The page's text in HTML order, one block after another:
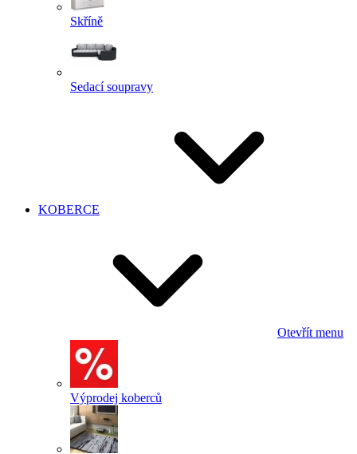
Skříně
Sedací soupravy
KOBERCE
Otevřít menu
Výprodej koberců